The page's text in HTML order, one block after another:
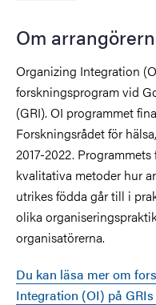
Om
Organizing Integration
forskningsprogram vid
(GRI). OI programmet
Forskningsrådet för
2017-2022.
kvalitativa metoder hur
utrikes födda går till i
olika
organisatörerna.
Du kan läsa mer om
Integration (OI) på